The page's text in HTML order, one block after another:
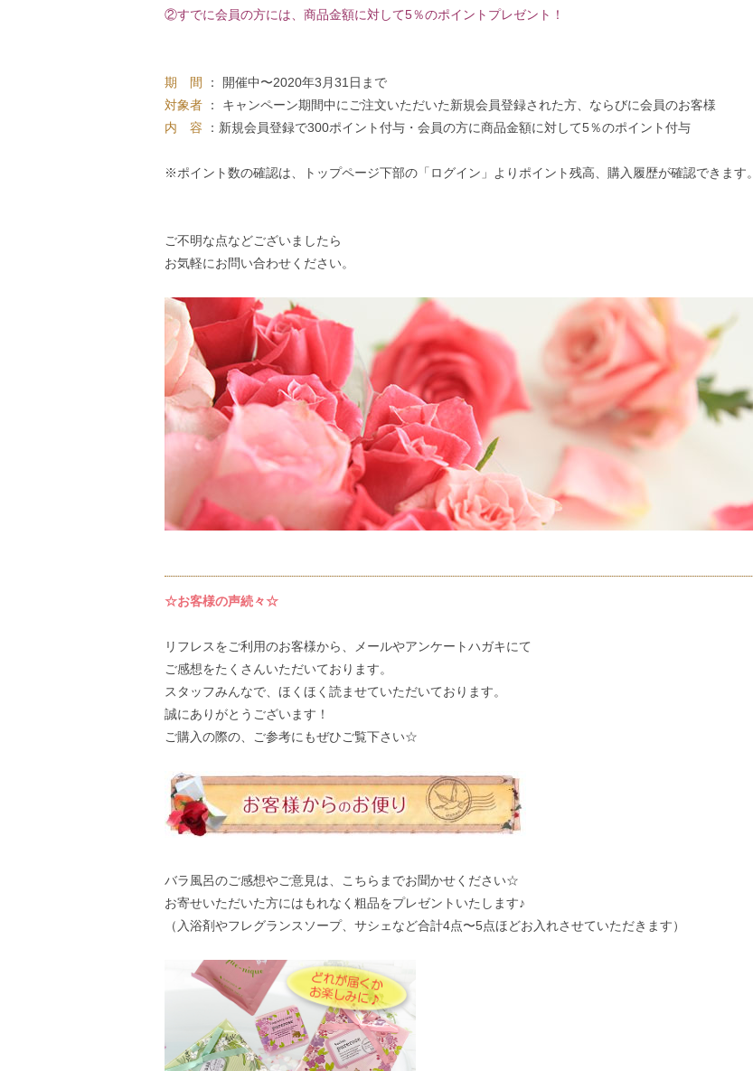
②すでに会員の方には、商品金額に対して5％のポイントプレゼント！
期 間
： 開催中〜2020年3月31日まで
対象者
： キャンペーン期間中にご注文いただいた新規会員登録された方、ならびに会員のお客様
内 容
：新規会員登録で300ポイント付与・会員の方に商品金額に対して5％のポイント付与
※ポイント数の確認は、トップページ下部の「ログイン」よりポイント残高、購入履歴が確認できます。
ご不明な点などございましたら
お気軽にお問い合わせください。
☆お客様の声続々☆
リフレスをご利用のお客様から、メールやアンケートハガキにて
ご感想をたくさんいただいております。
スタッフみんなで、ほくほく読ませていただいております。
誠にありがとうございます！
ご購入の際の、ご参考にもぜひご覧下さい☆
バラ風呂のご感想やご意見は、 こちら までお聞かせください☆
お寄せいただいた方にはもれなく粗品をプレゼントいたします♪
（入浴剤やフレグランスソープ、サシェなど合計4点〜5点ほどお入れさせていただきます）